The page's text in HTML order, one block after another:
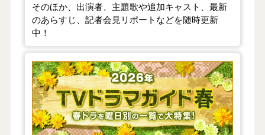
そのほか、出演者、主題歌や追加キャスト、最新
のあらすじ、記者会見リポートなどを随時更新
中！
【2026年春】TVドラマガイド